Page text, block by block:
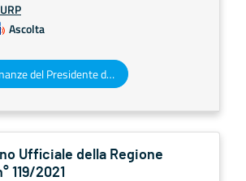
Ascolta
Decreti e ordinanze del Presidente della Giunta regionale
Ufficiale della Regione
119/2021